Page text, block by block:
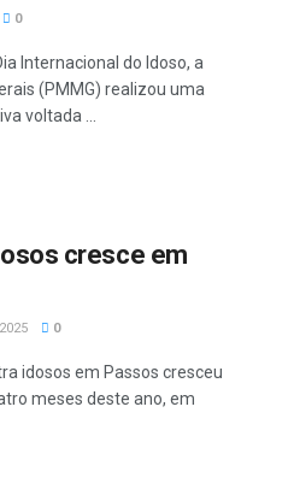
0
Internacional do Idoso, a
(PMMG) realizou uma
voltada ...
cresce em
0
idosos em Passos cresceu
meses deste ano, em